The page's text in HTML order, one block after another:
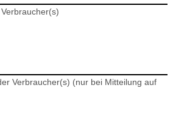
Verbraucher(s) (nur bei Mitteilung auf